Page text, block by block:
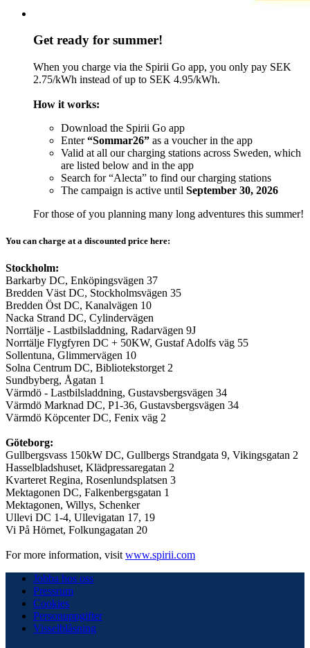
Get ready for summer!
When you charge via the Spirii Go app, you only pay SEK
2.75/kWh instead of up to SEK 4.95/kWh.
How it works:
Download the Spirii Go app
Enter“Sommar26” as a voucher in the app
Valid at all our charging stations across Sweden, which
are listed below and in the app
Search for “Alecta” to find our charging stations
The campaign is active until September 30, 2026
For those of you planning many long adventures this summer!
You can charge at a discounted price here:
Stockholm:
Barkarby DC, Enköpingsvägen 37
Bredden Väst DC, Stockholmsvägen 35
Bredden Öst DC, Kanalvägen 10
Nacka Strand DC, Cylindervägen
Norrtälje - Lastbilsladdning, Radarvägen 9J
Norrtälje Flygfyren DC + 50KW, Gustaf Adolfs väg 55
Sollentuna, Glimmervägen 10
Solna Centrum DC, Bibliotekstorget 2
Sundbyberg, Ågatan 1
Värmdö - Lastbilsladdning, Gustavsbergsvägen 34
Värmdö Marknad DC, P1-36, Gustavsbergsvägen 34
Värmdö Köpcenter DC, Fenix väg 2
Göteborg:
Gullbergsvass 150kW DC, Gullbergs Strandgata 9, Vikingsgatan 2
Hasselbladshuset, Klädpressaregatan 2
Kvarteret Regina, Rosenlundsplatsen 3
Mektagonen DC, Falkenbergsgatan 1
Mektagonen, Willys, Schenker
Ullevi DC 1-4, Ullevigatan 17, 19
Vi På Hörnet, Folkungagatan 20
For more information, visit www.spirii.com
Jobba hos oss
Pressrum
Cookies
Personuppgifter
Visselblåsning